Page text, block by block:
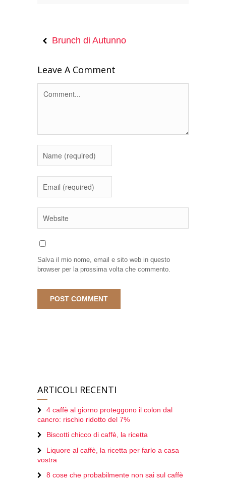
Brunch di Autunno
Leave A Comment
Salva il mio nome, email e sito web in questo
browser per la prossima volta che commento.
ARTICOLI RECENTI
4 caffè al giorno proteggono il colon dal
cancro: rischio ridotto del 7%
Biscotti chicco di caffè, la ricetta
Liquore al caffè, la ricetta per farlo a casa
vostra
8 cose che probabilmente non sai sul caffè